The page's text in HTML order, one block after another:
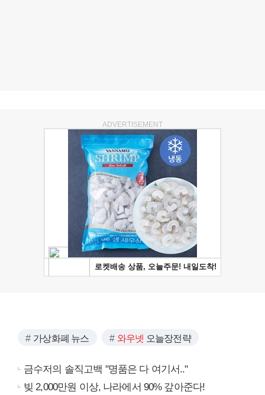
ADVERTISEMENT
가상화폐 뉴스 와우넷 오늘장전략
금수저의 솔직고백 "명품은 다 여기서.."
빚 2,000만원 이상, 나라에서 90% 갚아준다!